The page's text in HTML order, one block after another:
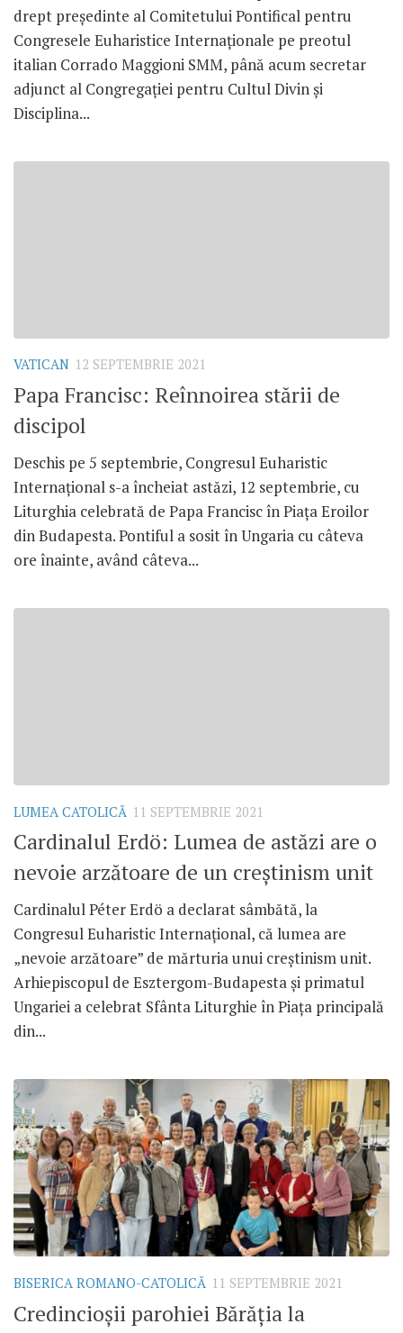
drept președinte al Comitetului Pontifical pentru
Congresele Euharistice Internaționale pe preotul
italian Corrado Maggioni SMM, până acum secretar
adjunct al Congregației pentru Cultul Divin și
Disciplina...
VATICAN 12 SEPTEMBRIE 2021
Papa Francisc: Reînnoirea stării de
discipol
Deschis pe 5 septembrie, Congresul Euharistic
Internațional s-a încheiat astăzi, 12 septembrie, cu
Liturghia celebrată de Papa Francisc în Piața Eroilor
din Budapesta. Pontiful a sosit în Ungaria cu câteva
ore înainte, având câteva...
LUMEA CATOLICĂ 11 SEPTEMBRIE 2021
Cardinalul Erdö: Lumea de astăzi are o
nevoie arzătoare de un creștinism unit
Cardinalul Péter Erdö a declarat sâmbătă, la
Congresul Euharistic Internațional, că lumea are
„nevoie arzătoare” de mărturia unui creștinism unit.
Arhiepiscopul de Esztergom-Budapesta și primatul
Ungariei a celebrat Sfânta Liturghie în Piața principală
din...
BISERICA ROMANO-CATOLICĂ 11 SEPTEMBRIE 2021
Credincioșii parohiei Bărăția la